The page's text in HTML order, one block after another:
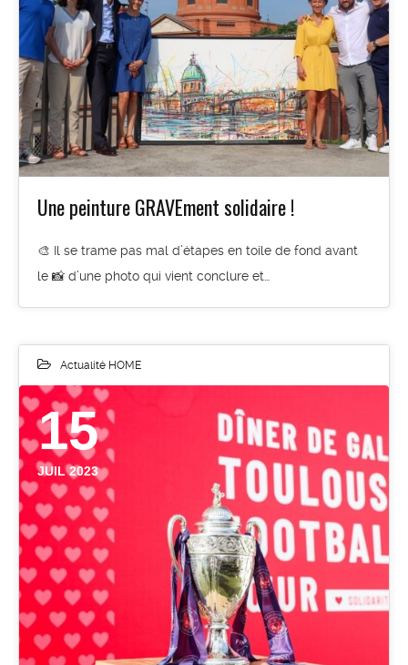
Une peinture GRAVEment solidaire !
🎨 Il se trame pas mal d’étapes en toile de fond avant
le 📸 d’une photo qui vient conclure et…
Actualité HOME
15
JUIL 2023